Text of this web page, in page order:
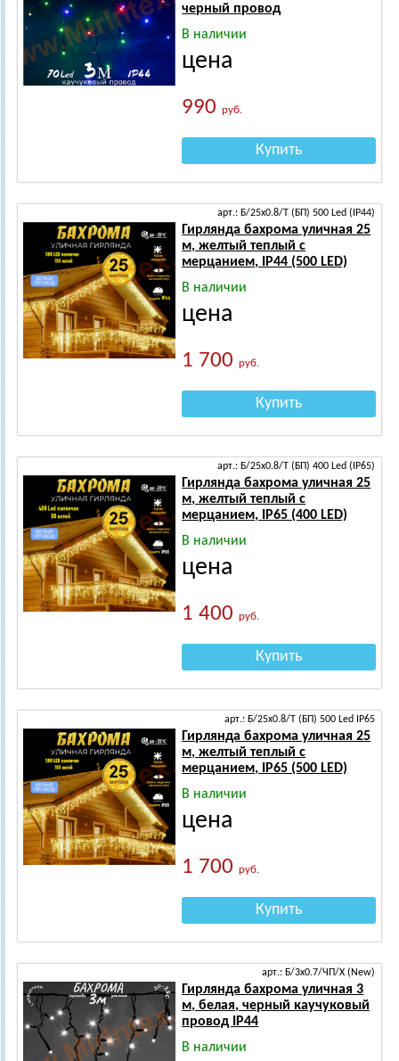
черный провод
В наличии
цена
990руб.
Купить
арт.: Б/25х0.8/Т (БП) 500 Led (IP44)
Гирлянда бахрома уличная 25
м, желтый теплый с
мерцанием, IP44 (500 LED)
В наличии
цена
1 700руб.
Купить
арт.: Б/25х0.8/Т (БП) 400 Led (IP65)
Гирлянда бахрома уличная 25
м, желтый теплый с
мерцанием, IP65 (400 LED)
В наличии
цена
1 400руб.
Купить
арт.: Б/25х0.8/Т (БП) 500 Led IP65
Гирлянда бахрома уличная 25
м, желтый теплый с
мерцанием, IP65 (500 LED)
В наличии
цена
1 700руб.
Купить
арт.: Б/3х0.7/ЧП/Х (New)
Гирлянда бахрома уличная 3
м, белая, черный каучуковый
провод IP44
В наличии